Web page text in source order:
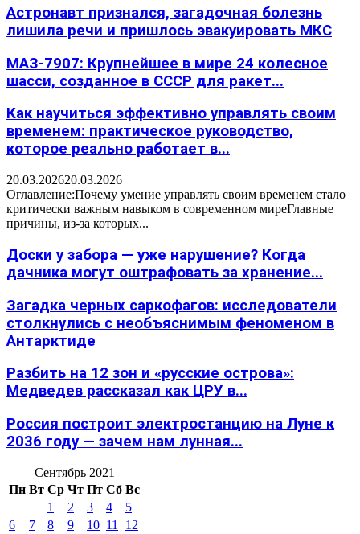
Астронавт признался, загадочная болезнь
лишила речи и пришлось эвакуировать МКС
МАЗ-7907: Крупнейшее в мире 24 колесное
шасси, созданное в СССР для ракет...
Как научиться эффективно управлять своим
временем: практическое руководство,
которое реально работает в...
20.03.202620.03.2026
Оглавление:Почему умение управлять своим временем стало
критически важным навыком в современном миреГлавные
причины, из-за которых...
Доски у забора — уже нарушение? Когда
дачника могут оштрафовать за хранение...
Загадка черных саркофагов: исследователи
столкнулись с необъяснимым феноменом в
Антарктиде
Разбить на 12 зон и «русские острова»:
Медведев рассказал как ЦРУ в...
Россия построит электростанцию на Луне к
2036 году — зачем нам лунная...
Сентябрь 2021
Пн Вт Ср Чт Пт Сб Вс
1
2 3 4
5
6
7 8 9 10 11
12